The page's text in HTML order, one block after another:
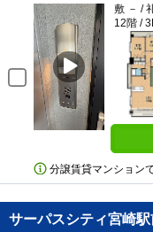
敷 － /
12階 /
分譲賃貸マンション
サーパスシティ宮崎駅